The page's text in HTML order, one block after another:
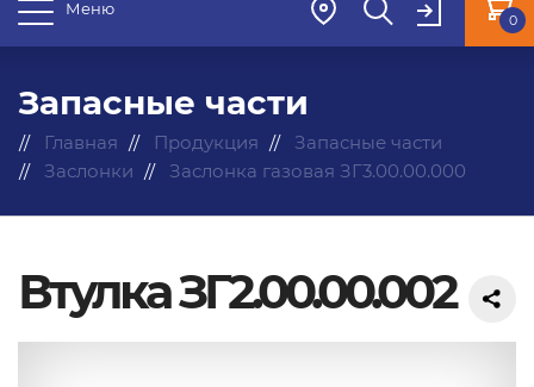
Меню
0
Запасные части
Главная Продукция
Запасные части
Заслонки
Заслонка газовая ЗГ3.00.00.000
Втулка ЗГ2.00.00.002